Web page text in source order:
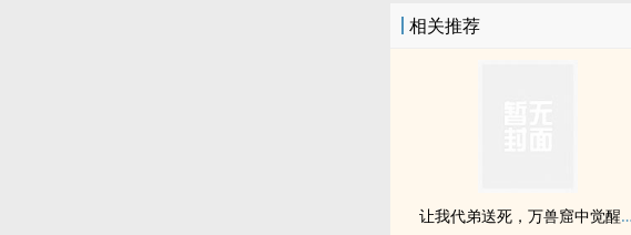
相关推荐
让我代弟送死，万兽窟中觉醒你哭什么？